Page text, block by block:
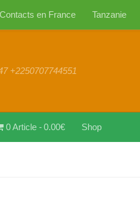
Contacts en France Tanzanie
+2250707744551
0 Article 0.00€ Shop